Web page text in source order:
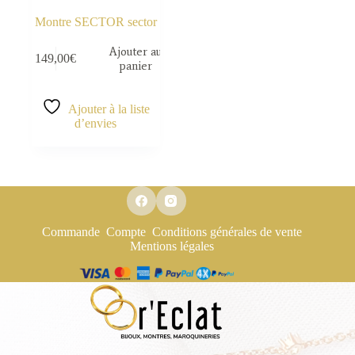
Montre SECTOR sector
149,00€
Ajouter au
panier
Ajouter à la liste
d’envies
Commande Compte Conditions générales de vente
Mentions légales